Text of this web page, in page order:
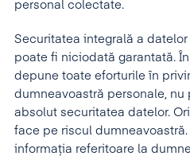
personal colectate.
Securitatea integrală a
poate fi niciodată garantată.
depune toate eforturile în
dumneavoastră personale, nu
absolut securitatea datelor.
face pe riscul
informația referitoare la